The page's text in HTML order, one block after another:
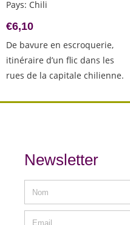
Pays: Chili
€6,10
De bavure en escroquerie,
itinéraire d’un flic dans les
rues de la capitale chilienne.
Newsletter